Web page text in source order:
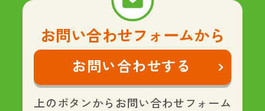
お問い合わせフォームから
お問い合わせする
上のボタンからお問い合わせフォーム